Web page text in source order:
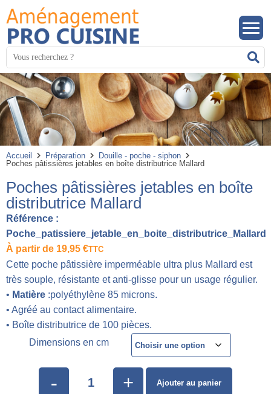
Mots
clés
:
Accueil Préparation
Douille - poche - siphon
Poches pâtissières jetables en boîte distributrice Mallard
Poches pâtissières jetables en boîte
distributrice Mallard
Référence :
Poche_patissiere_jetable_en_boite_distributrice_Mallard
À partir de 19,95 €TTC
Cette poche pâtissière imperméable ultra plus Mallard est
très souple, résistante et anti-glisse pour un usage régulier.
• Matière :polyéthylène 85 microns.
• Agréé au contact alimentaire.
• Boîte distributrice de 100 pièces.
Dimensions en cm
- + Ajouter au panier
Panneau de gestion des cookies